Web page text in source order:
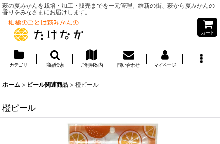
萩の夏みかんを栽培・加工・販売までを一元管理。維新の街、萩から夏みかんの
香りをみなさまにお届けします。
カート
カテゴリ 商品検索 ご利用案内 問い合わせ マイページ
ホーム > ピール関連商品 > 橙ピール
橙ピール